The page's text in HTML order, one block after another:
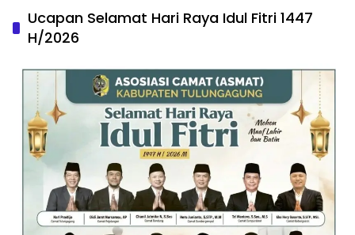
Ucapan Selamat Hari Raya Idul Fitri 1447
H/2026